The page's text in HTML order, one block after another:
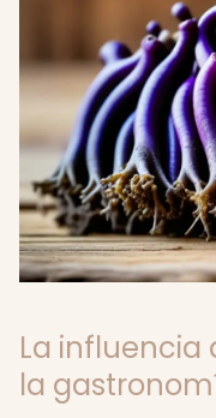
La influencia
la